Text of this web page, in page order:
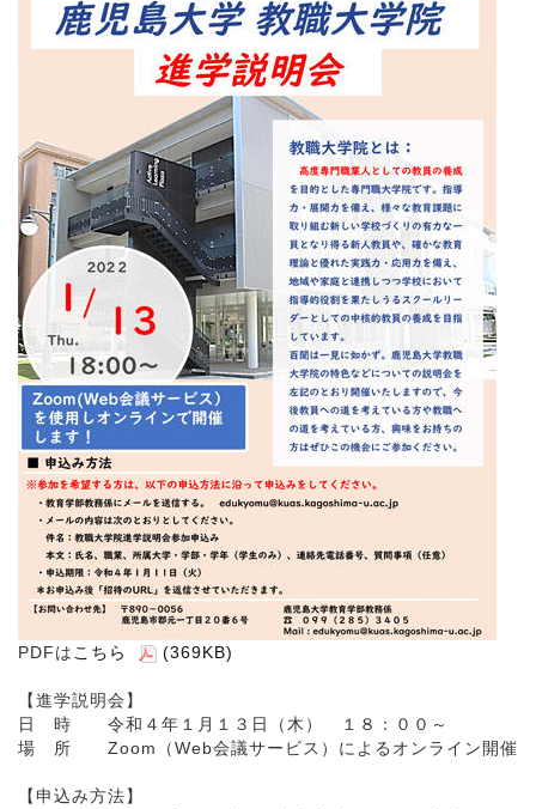
PDFは こちら (369KB)
【進学説明会】
日 時 令和４年１月１３日（木） １８：００～
場 所 Zoom（Web会議サービス）によるオンライン開催
【申込み方法】